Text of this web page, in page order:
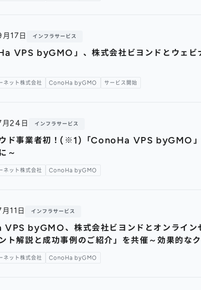
17日 インフラサービス
VPS byGMO」、株式会社ビヨンドとウェビ
ネット株式会社 ConoHa byGMO サービス開始
24日 インフラサービス
ド事業者初！(※1)「ConoHa VPS byGMO」
～
ネット株式会社 ConoHa byGMO
11日 インフラサービス
byGMO、株式会社ビヨンドとオンライン
ト解説と成功事例のご紹介」を共催～効果的な
ネット株式会社 ConoHa byGMO